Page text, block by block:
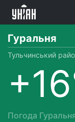
Гуральня
Тульчинський
Погода